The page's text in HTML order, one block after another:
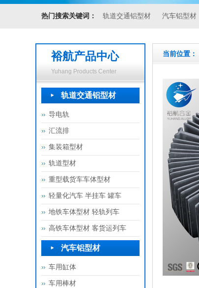
热门搜索关键词： 轨道交通铝型材 汽车铝型材
裕航产品中心
Yuhang Products Center
轨道交通铝型材
导电轨
汇流排
集装箱型材
轨道型材
重型载货车车体型材
轻量化汽车 半挂车 罐车
地铁车体型材 轻轨列车
高铁车体型材 客货运列车
汽车铝型材
车用缸体
车用棒材
当前位置：